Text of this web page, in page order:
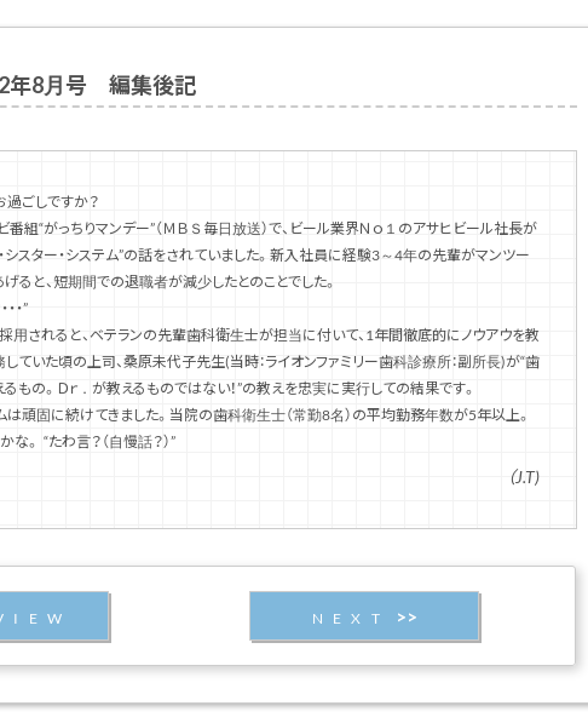
8月号 編集後記
ごしですか？
組“がっちりマンデー”（ＭＢＳ毎日放送）で、ビール業界Ｎｏ１のアサヒビール社長が
シスター・システム”の話をされていました。新入社員に経験3～4年の先輩がマンツー
ると、短期間での退職者が減少したとのことでした。
・”
用されると、ベテランの先輩歯科衛生士が担当に付いて、1年間徹底的にノウアウを教
ていた頃の上司、桑原未代子先生(当時：ライオンファミリー歯科診療所：副所長)が“歯
の。Ｄｒ．が教えるものではない！”の教えを忠実に実行しての結果です。
は頑固に続けてきました。当院の歯科衛生士（常勤8名）の平均勤務年数が5年以上。
。 “たわ言？（自慢話？）”
（J.T)
NEXT